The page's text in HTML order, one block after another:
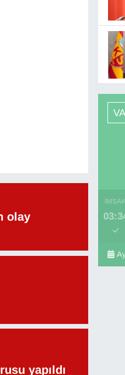
olay
yapıldı
İMSAK